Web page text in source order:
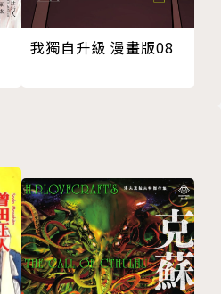
我獨自升級 漫畫版08